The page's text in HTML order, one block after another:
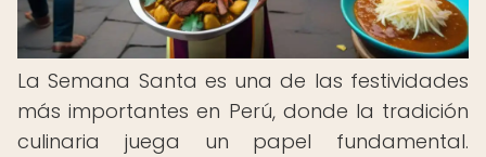
La Semana Santa es una de las festividades
más importantes en Perú, donde la tradición
culinaria juega un papel fundamental.